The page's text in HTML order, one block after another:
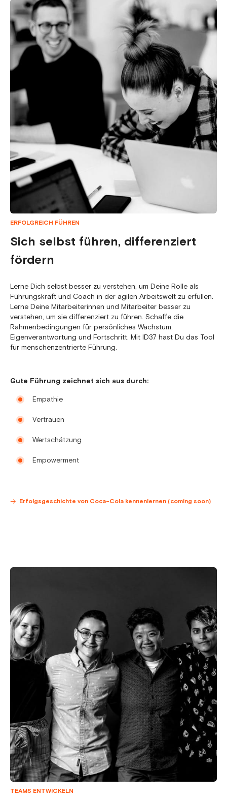
ERFOLGREICH FÜHREN
Sich selbst führen, differenziert
fördern
Lerne Dich selbst besser zu verstehen, um Deine Rolle als
Führungskraft und Coach in der agilen Arbeitswelt zu erfüllen.
Lerne Deine Mitarbeiterinnen und Mitarbeiter besser zu
verstehen, um sie differenziert zu führen. Schaffe die
Rahmenbedingungen für persönliches Wachstum,
Eigenverantwortung und Fortschritt. Mit ID37 hast Du das Tool
für menschenzentrierte Führung.
Gute Führung zeichnet sich aus durch:
Empathie
Vertrauen
Wertschätzung
Empowerment
Erfolgsgeschichte von Coca-Cola kennenlernen (coming soon)
TEAMS ENTWICKELN